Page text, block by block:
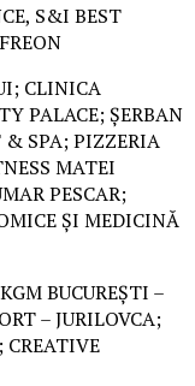
S&I BEST
CLINICA
PALACE; ȘERBAN
& SPA; PIZZERIA
MATEI
PESCAR;
ȘI MEDICINĂ
BUCUREȘTI –
– JURILOVCA;